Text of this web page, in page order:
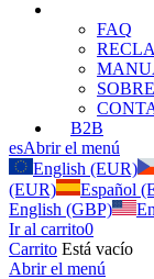
FAQ
B2B
esAbrir el menú
English (EUR)
(EUR)
Español
English (GBP)
Ir al carrito0
Carrito Está vacío
Abrir el menú